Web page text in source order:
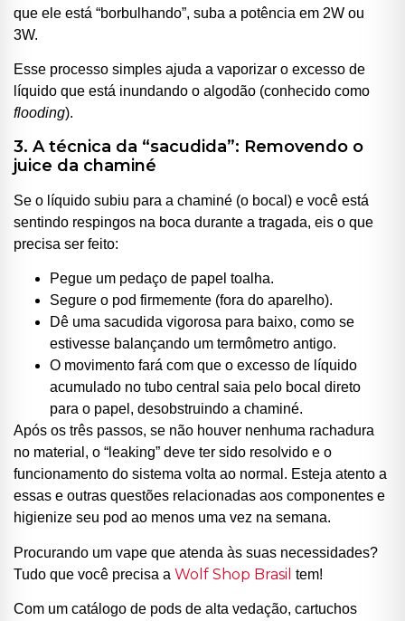
que ele está “borbulhando”, suba a potência em 2W ou
3W.
Esse processo simples ajuda a vaporizar o excesso de
líquido que está inundando o algodão (conhecido como
flooding).
3. A técnica da “sacudida”: Removendo o
juice da chaminé
Se o líquido subiu para a chaminé (o bocal) e você está
sentindo respingos na boca durante a tragada, eis o que
precisa ser feito:
Pegue um pedaço de papel toalha.
Segure o pod firmemente (fora do aparelho).
Dê uma sacudida vigorosa para baixo, como se
estivesse balançando um termômetro antigo.
O movimento fará com que o excesso de líquido
acumulado no tubo central saia pelo bocal direto
para o papel, desobstruindo a chaminé.
Após os três passos, se não houver nenhuma rachadura
no material, o “leaking” deve ter sido resolvido e o
funcionamento do sistema volta ao normal. Esteja atento a
essas e outras questões relacionadas aos componentes e
higienize seu pod ao menos uma vez na semana.
Procurando um vape que atenda às suas necessidades?
Tudo que você precisa a Wolf Shop Brasil tem!
Com um catálogo de pods de alta vedação, cartuchos